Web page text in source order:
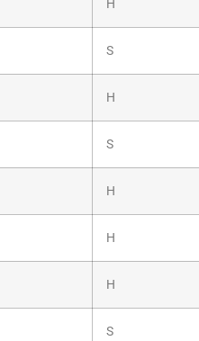
H
S
H
S
H
H
H
S